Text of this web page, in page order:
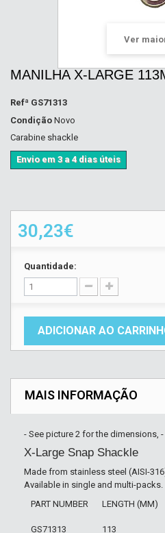
Ver
MANILHA X-LARGE
Refª GS71313
Condição Novo
Carabine shackle
Envio em 3 a 4 dias úteis
30,23€
Quantidade:
ADICIONAR AO
MAIS INFORMAÇÃO
- See picture 2 for the dimensions, -
X-Large Snap Shackle
Made from stainless steel (AISI-
Available in single and multi-packs.
PART NUMBER
LENGTH (MM)
GS71313 113